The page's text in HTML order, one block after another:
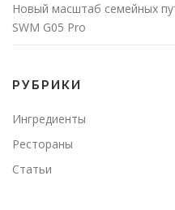
Новый масштаб семейных
SWM G05 Pro
РУБРИКИ
Ингредиенты
Рестораны
Статьи